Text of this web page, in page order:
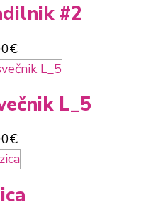
#2
€
L_5
€